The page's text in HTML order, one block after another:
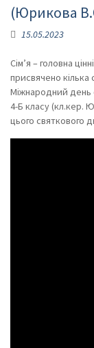
(Юрикова
15.05.2023
Сім’я – головна
присвячено кілька
Міжнародний день
4-Б класу (кл.кер.
цього святкового